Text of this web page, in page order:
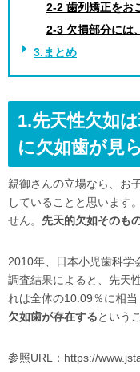
2-2 歯列矯正をお
2-3 欠損部分には
3.まとめ
1.先天性欠如
に欠如歯が見
親御さんの立場なら、お
していることと思います
せん。 先天的欠如そのも
2010年、日本小児歯科学
調査結果によると、先天
れは全体の10.09％に相当
欠如歯が存在するという
参照URL：https://